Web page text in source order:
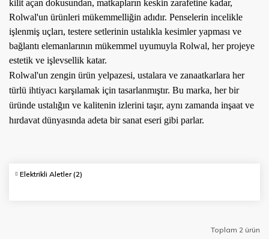
kilit açan dokusundan, matkapların keskin zarafetine kadar,
Rolwal'un ürünleri mükemmelliğin adıdır. Penselerin incelikle
işlenmiş uçları, testere setlerinin ustalıkla kesimler yapması ve
bağlantı elemanlarının mükemmel uyumuyla Rolwal, her projeye
estetik ve işlevsellik katar.
Rolwal'un zengin ürün yelpazesi, ustalara ve zanaatkarlara her
türlü ihtiyacı karşılamak için tasarlanmıştır. Bu marka, her bir
üründe ustalığın ve kalitenin izlerini taşır, aynı zamanda inşaat ve
hırdavat dünyasında adeta bir sanat eseri gibi parlar.
Elektrikli Aletler(2)
Toplam 2 ürün